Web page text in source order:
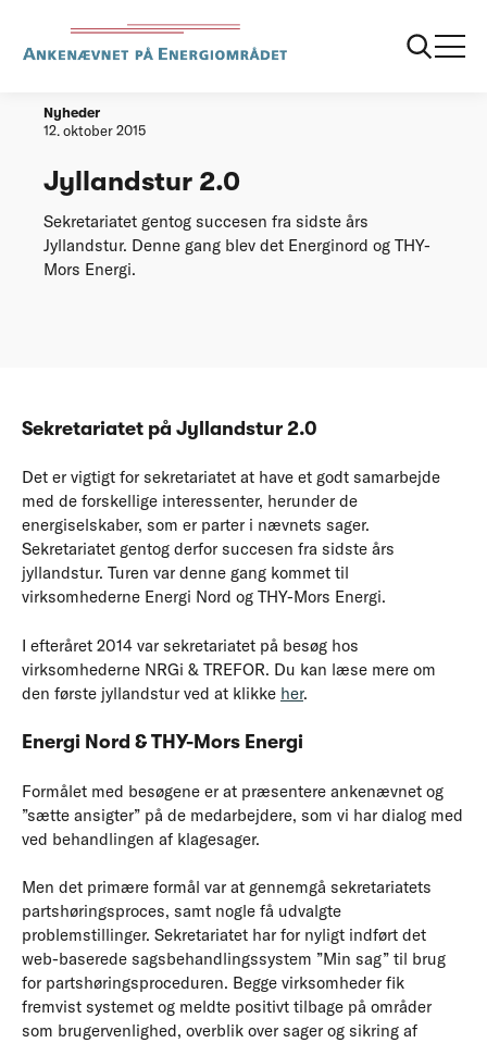
Jyllandstur 20
Nyheder
12. oktober 2015
Jyllandstur 2.0
Sekretariatet gentog succesen fra sidste års
Jyllandstur. Denne gang blev det Energinord og THY-
Mors Energi.
Sekretariatet på Jyllandstur 2.0
Det er vigtigt for sekretariatet at have et godt samarbejde
med de forskellige interessenter, herunder de
energiselskaber, som er parter i nævnets sager.
Sekretariatet gentog derfor succesen fra sidste års
jyllandstur. Turen var denne gang kommet til
virksomhederne Energi Nord og THY-Mors Energi.
I efteråret 2014 var sekretariatet på besøg hos
virksomhederne NRGi & TREFOR. Du kan læse mere om
den første jyllandstur ved at klikke her.
Energi Nord & THY-Mors Energi
Formålet med besøgene er at præsentere ankenævnet og
”sætte ansigter” på de medarbejdere, som vi har dialog med
ved behandlingen af klagesager.
Men det primære formål var at gennemgå sekretariatets
partshøringsproces, samt nogle få udvalgte
problemstillinger. Sekretariatet har for nyligt indført det
web-baserede sagsbehandlingssystem ”Min sag” til brug
for partshøringsproceduren. Begge virksomheder fik
fremvist systemet og meldte positivt tilbage på områder
som brugervenlighed, overblik over sager og sikring af